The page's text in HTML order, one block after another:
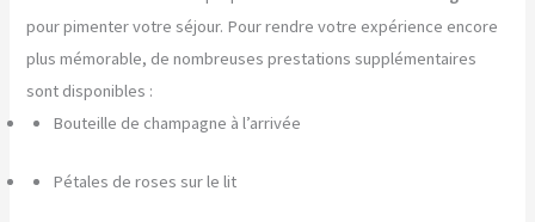
pour pimenter votre séjour. Pour rendre votre expérience encore
plus mémorable, de nombreuses prestations supplémentaires
sont disponibles :
Bouteille de champagne à l’arrivée
Pétales de roses sur le lit